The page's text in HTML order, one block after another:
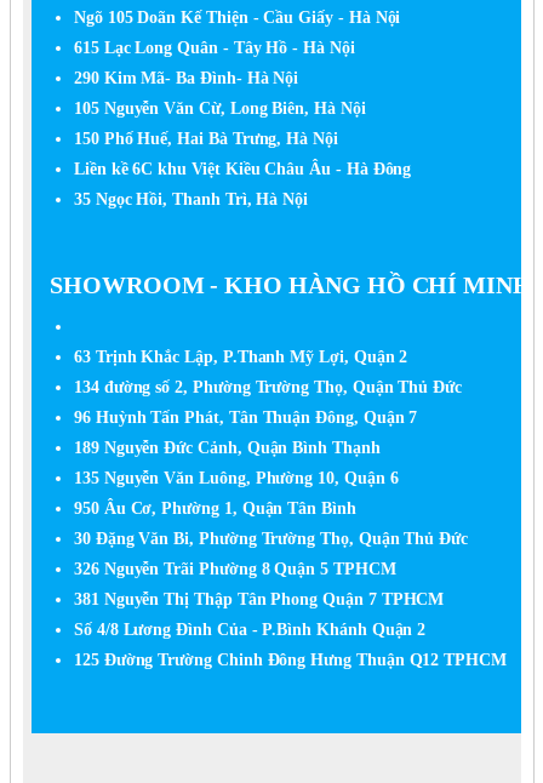
Ngõ 105 Doãn Kế Thiện - Cầu Giấy - Hà Nội
615 Lạc Long Quân - Tây Hồ - Hà Nội
290 Kim Mã- Ba Đình- Hà Nội
105 Nguyễn Văn Cừ, Long Biên, Hà Nội
150 Phố Huế, Hai Bà Trưng, Hà Nội
Liền kề 6C khu Việt Kiều Châu Âu - Hà Đông
35 Ngọc Hồi, Thanh Trì, Hà Nội
SHOWROOM - KHO HÀNG HỒ CHÍ MINH
63 Trịnh Khắc Lập, P.Thanh Mỹ Lợi, Quận 2
134 đường số 2, Phường Trường Thọ, Quận Thủ Đức
96 Huỳnh Tấn Phát, Tân Thuận Đông, Quận 7
189 Nguyễn Đức Cảnh, Quận Bình Thạnh
135 Nguyễn Văn Luông, Phường 10, Quận 6
950 Âu Cơ, Phường 1, Quận Tân Bình
30 Đặng Văn Bi, Phường Trường Thọ, Quận Thủ Đức
326 Nguyễn Trãi Phường 8 Quận 5 TPHCM
381 Nguyễn Thị Thập Tân Phong Quận 7 TPHCM
Số 4/8 Lương Đình Của - P.Bình Khánh Quận 2
125 Đường Trường Chinh Đông Hưng Thuận Q12 TPHCM